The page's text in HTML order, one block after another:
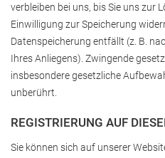
verbleiben bei uns, bis Sie uns zur
Einwilligung zur Speicherung
Datenspeicherung entfällt (z. B.
Ihres Anliegens). Zwingende
insbesondere gesetzliche
unberührt.
REGISTRIERUNG AUF
Sie können sich auf unserer